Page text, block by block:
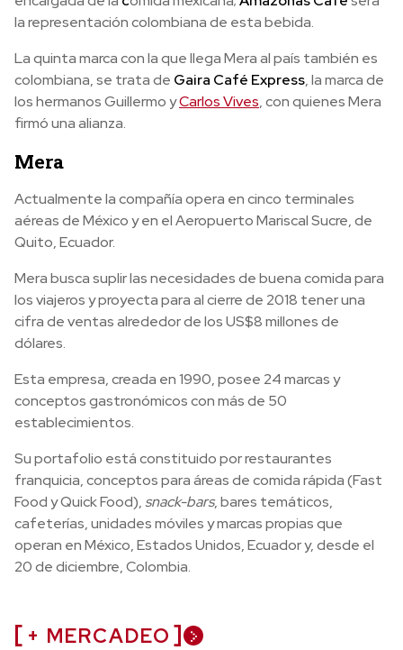
la representación colombiana de esta bebida.
La quinta marca con la que llega Mera al país también es
colombiana, se trata de Gaira Café Express, la marca de
los hermanos Guillermo yCarlos Vives, con quienes Mera
firmó una alianza.
Mera
Actualmente la compañía opera en cinco terminales
aéreas de México y en el Aeropuerto Mariscal Sucre, de
Quito, Ecuador.
Mera busca suplir las necesidades de buena comida para
los viajeros y proyecta para al cierre de 2018 tener una
cifra de ventas alrededor de los US$8 millones de
dólares.
Esta empresa, creada en 1990, posee 24 marcas y
conceptos gastronómicos con más de 50
establecimientos.
Su portafolio está constituido por restaurantes
franquicia, conceptos para áreas de comida rápida (Fast
Food y Quick Food),snack-bars, bares temáticos,
cafeterías, unidades móviles y marcas propias que
operan en México, Estados Unidos, Ecuador y, desde el
20 de diciembre, Colombia.
+ MERCADEO